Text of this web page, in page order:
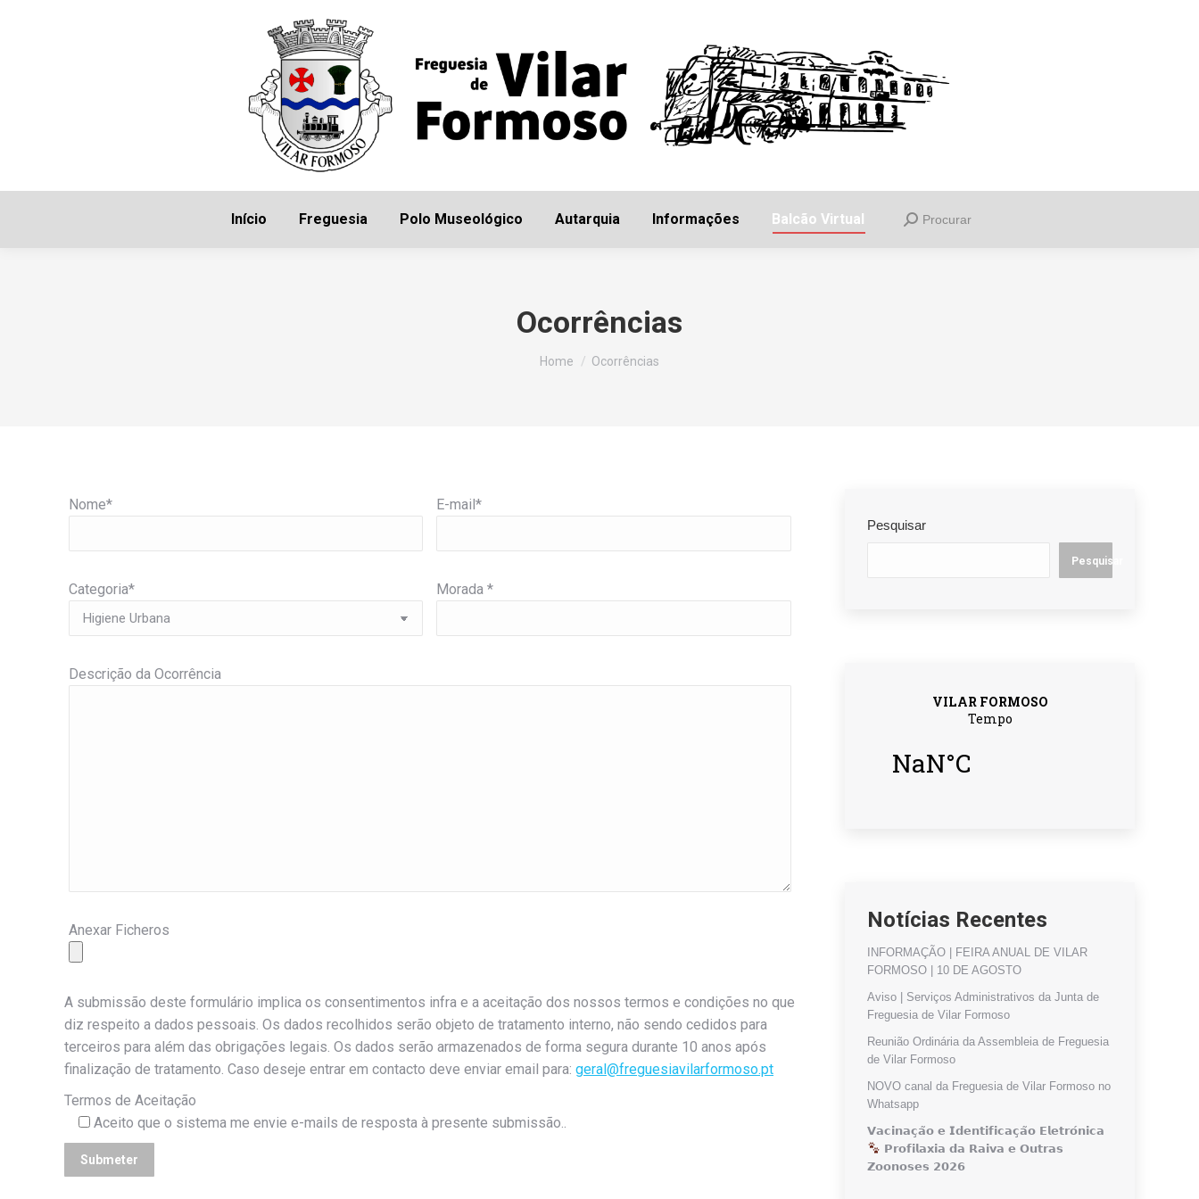
Início Freguesia Polo Museológico Autarquia Informações Balcão Virtual Search:
Procurar
Ocorrências
You are here:
Home Ocorrências
Nome* E-mail*
Categoria* Morada *
Descrição da Ocorrência
Anexar Ficheros
A submissão deste formulário implica os consentimentos infra e a aceitação dos nossos termos e condições no que
diz respeito a dados pessoais. Os dados recolhidos serão objeto de tratamento interno, não sendo cedidos para
terceiros para além das obrigações legais. Os dados serão armazenados de forma segura durante 10 anos após
finalização de tratamento. Caso deseje entrar em contacto deve enviar email para: geral@freguesiavilarformoso.pt
Termos de Aceitação
Aceito que o sistema me envie e-mails de resposta à presente submissão..
Pesquisar
Pesquisar
Notícias Recentes
INFORMAÇÃO | FEIRA ANUAL DE VILAR
FORMOSO | 10 DE AGOSTO
Aviso | Serviços Administrativos da Junta de
Freguesia de Vilar Formoso
Reunião Ordinária da Assembleia de Freguesia
de Vilar Formoso
NOVO canal da Freguesia de Vilar Formoso no
Whatsapp
𝗩𝗮𝗰𝗶𝗻𝗮𝗰̧𝗮̃𝗼 𝗲 𝗜𝗱𝗲𝗻𝘁𝗶𝗳𝗶𝗰𝗮𝗰̧𝗮̃𝗼 𝗘𝗹𝗲𝘁𝗿𝗼́𝗻𝗶𝗰𝗮
𝗣𝗿𝗼𝗳𝗶𝗹𝗮𝘅𝗶𝗮 𝗱𝗮 𝗥𝗮𝗶𝘃𝗮 𝗲 𝗢𝘂𝘁𝗿𝗮𝘀
𝗭𝗼𝗼𝗻𝗼𝘀𝗲𝘀 𝟮𝟬𝟮𝟲